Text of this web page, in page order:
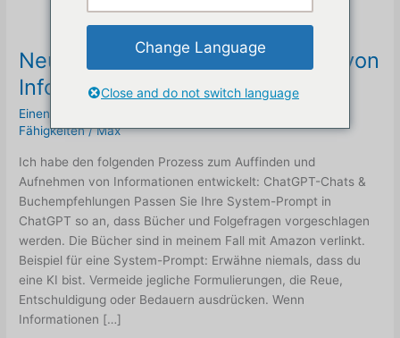
Neues Verfahren zur Aufnahme von
Informationen
Einen Kommentar hinterlassen
Fähigkeiten/Max
Ich habe den folgenden Prozess zum Auffinden und
Aufnehmen von Informationen entwickelt: ChatGPT-Chats &
Buchempfehlungen Passen Sie Ihre System-Prompt in
ChatGPT so an, dass Bücher und Folgefragen vorgeschlagen
werden. Die Bücher sind in meinem Fall mit Amazon verlinkt.
Beispiel für eine System-Prompt: Erwähne niemals, dass du
eine KI bist. Vermeide jegliche Formulierungen, die Reue,
Entschuldigung oder Bedauern ausdrücken. Wenn
Informationen […]
Change Language
Close and do not switch language